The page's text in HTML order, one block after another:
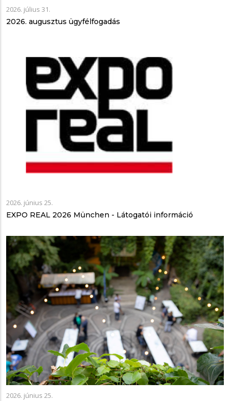
2026. július 31.
2026. augusztus ügyfélfogadás
2026. június 25.
EXPO REAL 2026 München - Látogatói információ
2026. június 25.